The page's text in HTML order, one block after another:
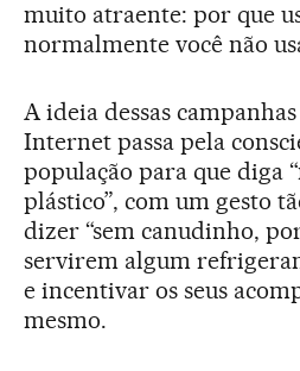
muito atraente: por que
normalmente você não
A ideia dessas
Internet passa pela
população para que diga
plástico”, com um gesto
dizer “sem canudinho,
servirem algum
e incentivar os seus
mesmo.